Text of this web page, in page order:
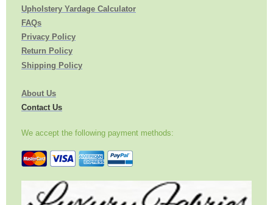
Upholstery Yardage Calculator
FAQs
Privacy Policy
Return Policy
Shipping Policy
About Us
Contact Us
We accept the following payment methods: